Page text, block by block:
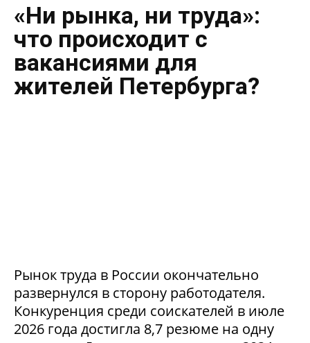
«Ни рынка, ни труда»:
что происходит с
вакансиями для
жителей Петербурга?
Рынок труда в России окончательно
развернулся в сторону работодателя.
Конкуренция среди соискателей в июле
2026 года достигла 8,7 резюме на одну